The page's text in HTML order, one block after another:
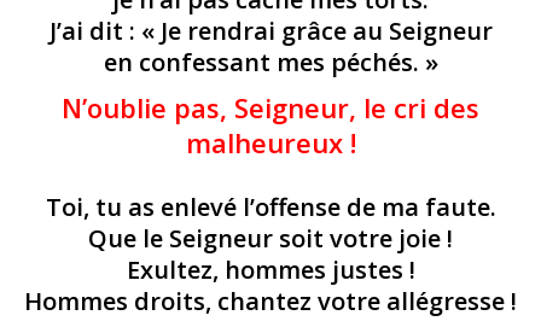
J’ai dit : « Je rendrai grâce au Seigneur
en confessant mes péchés. »
N’oublie pas, Seigneur, le cri des
malheureux !
Toi, tu as enlevé l’offense de ma faute.
Que le Seigneur soit votre joie !
Exultez, hommes justes !
Hommes droits, chantez votre allégresse !